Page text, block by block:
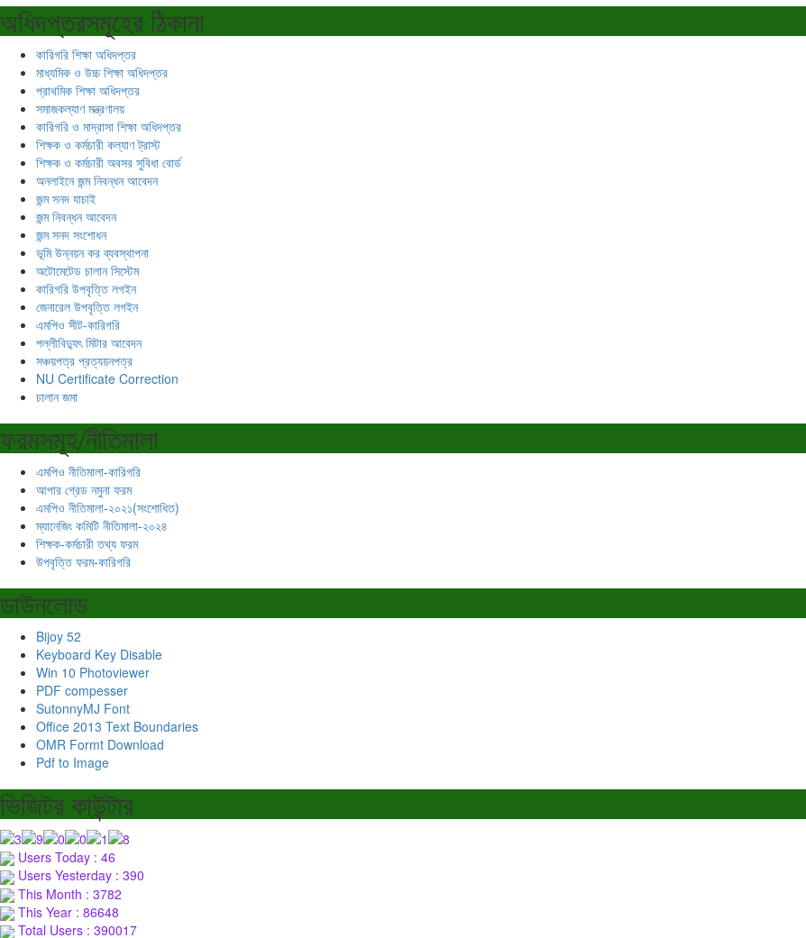
অধিদপ্তরসমূহের ঠিকানা
কারিগরি শিক্ষা অধিদপ্তর
মাধ্যমিক ও উচ্চ শিক্ষা অধিদপ্তর
প্রাথমিক শিক্ষা অধিদপ্তর
সমাজকল্যাণ মন্ত্রণালয়
কারিগরি ও মাদ্রাসা শিক্ষা অধিদপ্তর
শিক্ষক ও কর্মচারী কল্যাণ ট্রাস্ট
শিক্ষক ও কর্মচারী অবসর সুবিধা বোর্ড
অনলাইনে জন্ম নিবন্ধন আবেদন
জন্ম সনদ যাচাই
জন্ম নিবন্ধন আবেদন
জন্ম সনদ সংশোধন
ভূমি উন্নয়ন কর ব্যবস্থাপনা
অটোমেটেড চালান সিস্টেম
কারিগরি উপবৃত্তি লগইন
জেনারেল উপবৃত্তি লগইন
এমপিও সীট-কারিগরি
পল্লীবিদ্যুৎ মিটার আবেদন
সঞ্চয়পত্র প্রত্যয়নপত্র
NU Certificate Correction
চালান জমা
ফরমসমূহ/নীতিমালা
এমপিও নীতিমালা-কারিগরি
আপার গ্রেড নমুনা ফরম
এমপিও নীতিমালা-২০২১(সংশোধিত)
ম্যানেজিং কমিটি নীতিমালা-২০২৪
শিক্ষক-কর্মচারী তথ্য ফরম
উপবৃত্তি ফরম-কারিগরি
ডাউনলোড
Bijoy 52
Keyboard Key Disable
Win 10 Photoviewer
PDF compesser
SutonnyMJ Font
Office 2013 Text Boundaries
OMR Formt Download
Pdf to Image
ভিজিটর কাউন্টার
Users Today : 46
Users Yesterday : 390
This Month : 3782
This Year : 86648
Total Users : 390017